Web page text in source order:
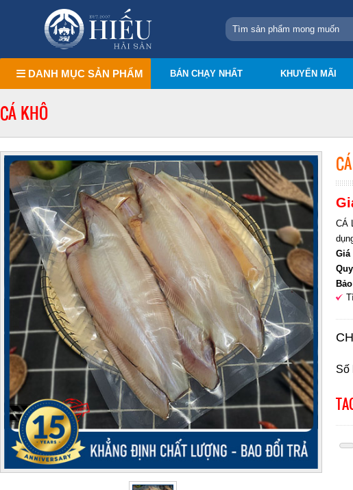
DANH MỤC SẢN PHẨM BÁN CHẠY NHẤT KHUYẾN MÃI
CÁ KHÔ
CÁ
Giá
Số